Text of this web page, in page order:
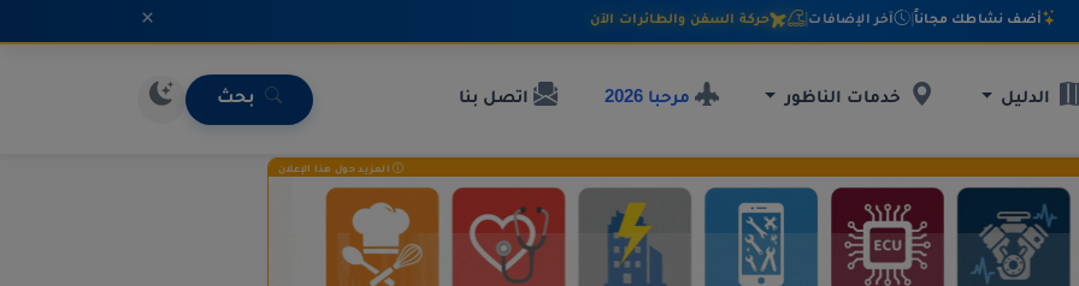
أضف نشاطك مجاناً | آخر الإضافات | حركة السفن والطائرات الآن ×
الدليل خدمات الناظور مرحبا 2026 اتصل بنا بحث
المزيد حول هذا الإعلان